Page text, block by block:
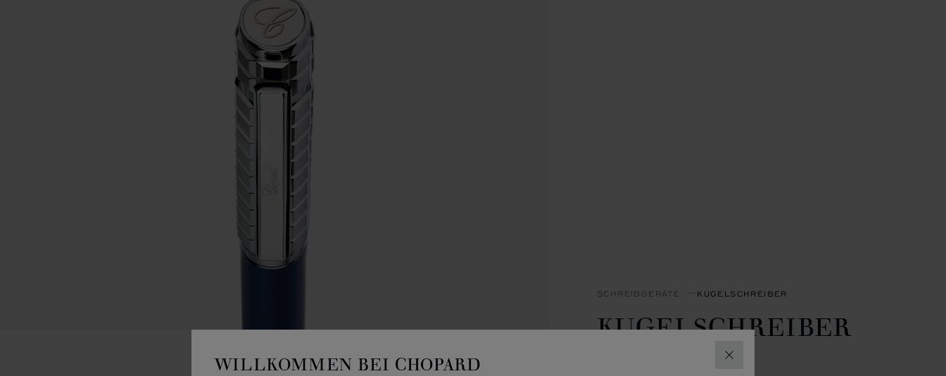
SCHLIESSEN
WILLKOMMEN BEI CHOPARD
SCHREIBGERÄTE KUGELSCHREIBER
KUGELSCHREIBER
ICE CUBE